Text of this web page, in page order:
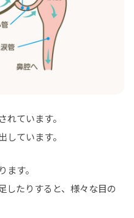
ています。
ています。
す。
したりすると、様々な目の